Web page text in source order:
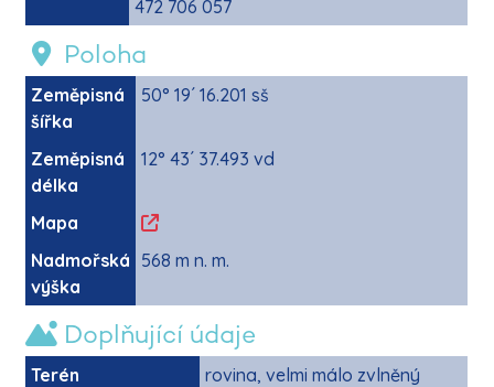
472 706 057
Poloha
Zeměpisná
šířka
50° 19´ 16.201 sš
Zeměpisná
délka
12° 43´ 37.493 vd
Mapa
Nadmořská
výška
568 m n. m.
Doplňující údaje
Terén
rovina, velmi málo zvlněný